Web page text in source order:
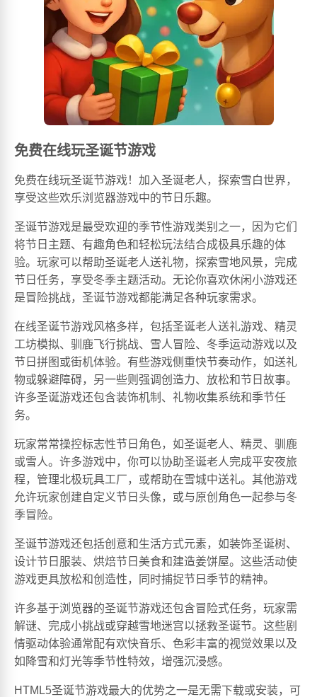
免费在线玩圣诞节游戏
免费在线玩圣诞节游戏！加入圣诞老人，探索雪白世界，
享受这些欢乐浏览器游戏中的节日乐趣。
圣诞节游戏是最受欢迎的季节性游戏类别之一，因为它们
将节日主题、有趣角色和轻松玩法结合成极具乐趣的体
验。玩家可以帮助圣诞老人送礼物，探索雪地风景，完成
节日任务，享受冬季主题活动。无论你喜欢休闲小游戏还
是冒险挑战，圣诞节游戏都能满足各种玩家需求。
在线圣诞节游戏风格多样，包括圣诞老人送礼游戏、精灵
工坊模拟、驯鹿飞行挑战、雪人冒险、冬季运动游戏以及
节日拼图或街机体验。有些游戏侧重快节奏动作，如送礼
物或躲避障碍，另一些则强调创造力、放松和节日故事。
许多圣诞游戏还包含装饰机制、礼物收集系统和季节任
务。
玩家常常操控标志性节日角色，如圣诞老人、精灵、驯鹿
或雪人。许多游戏中，你可以协助圣诞老人完成平安夜旅
程，管理北极玩具工厂，或帮助在雪城中送礼。其他游戏
允许玩家创建自定义节日头像，或与原创角色一起参与冬
季冒险。
圣诞节游戏还包括创意和生活方式元素，如装饰圣诞树、
设计节日服装、烘焙节日美食和建造姜饼屋。这些活动使
游戏更具放松和创造性，同时捕捉节日季节的精神。
许多基于浏览器的圣诞节游戏还包含冒险式任务，玩家需
解谜、完成小挑战或穿越雪地迷宫以拯救圣诞节。这些剧
情驱动体验通常配有欢快音乐、色彩丰富的视觉效果以及
如降雪和灯光等季节性特效，增强沉浸感。
HTML5圣诞节游戏最大的优势之一是无需下载或安装，可